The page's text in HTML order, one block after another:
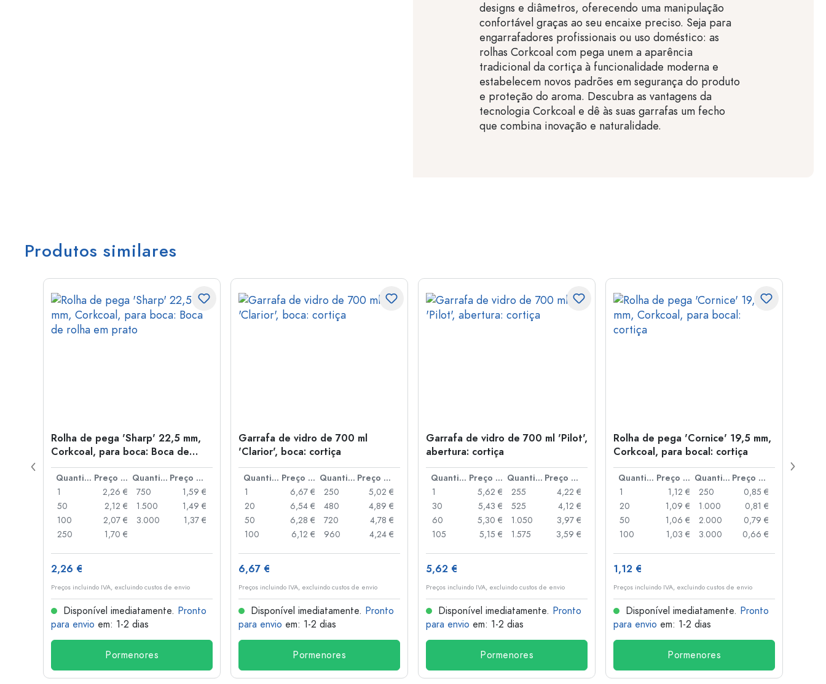
designs e diâmetros, oferecendo uma manipulação
confortável graças ao seu encaixe preciso. Seja para
engarrafadores profissionais ou uso doméstico: as
rolhas Corkcoal com pega unem a aparência
tradicional da cortiça à funcionalidade moderna e
estabelecem novos padrões em segurança do produto
e proteção do aroma. Descubra as vantagens da
tecnologia Corkcoal e dê às suas garrafas um fecho
que combina inovação e naturalidade.
Produtos similares
Rolha de pega 'Sharp' 22,5 mm,
Corkcoal, para boca: Boca de
rolha em prato
Quantidade Preço por peça Quantidade
Preço por peça
1
2,26 €
50
2,12 €
100
2,07 €
250
1,70 €
750
1,59 €
1.500
1,49 €
3.000
1,37 €
2,26 €
Preços incluindo IVA, excluindo custos de envio
Disponível imediatamente. Pronto
para envio em: 1-2 dias
Pormenores
Garrafa de vidro de 700 ml
'Clarior', boca: cortiça
Quantidade Preço por peça Quantidade
Preço por peça
1
6,67 €
20
6,54 €
50
6,28 €
100
6,12 €
250
5,02 €
480
4,89 €
720
4,78 €
960
4,24 €
6,67 €
Preços incluindo IVA, excluindo custos de envio
Disponível imediatamente. Pronto
para envio em: 1-2 dias
Pormenores
Garrafa de vidro de 700 ml 'Pilot',
abertura: cortiça
Quantidade Preço por peça Quantidade
Preço por peça
1
5,62 €
30
5,43 €
60
5,30 €
105
5,15 €
255
4,22 €
525
4,12 €
1.050
3,97 €
1.575
3,59 €
5,62 €
Preços incluindo IVA, excluindo custos de envio
Disponível imediatamente. Pronto
para envio em: 1-2 dias
Pormenores
Rolha de pega 'Cornice' 19,5 mm,
Corkcoal, para bocal: cortiça
Quantidade Preço por peça Quantidade
Preço por peça
1
1,12 €
20
1,09 €
50
1,06 €
100
1,03 €
250
0,85 €
1.000
0,81 €
2.000
0,79 €
3.000
0,66 €
1,12 €
Preços incluindo IVA, excluindo custos de envio
Disponível imediatamente. Pronto
para envio em: 1-2 dias
Pormenores